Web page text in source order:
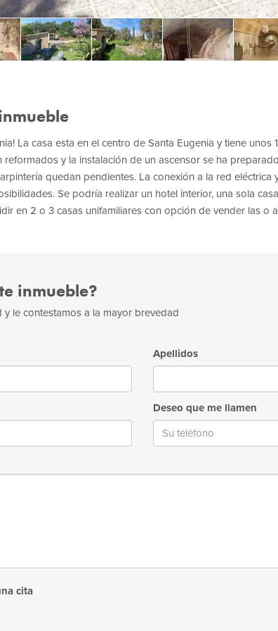
La casa esta en el centro de Santa Eugenia y tiene unos
reformados y la instalación de un ascensor se ha
quedan pendientes. La conexión a la red eléctrica
Se podría realizar un hotel interior, una sola
en 2 o 3 casas unifamiliares con opción de vender las o
inmueble?
y le contestamos a la mayor brevedad
Apellidos
Deseo que me llamen
cita